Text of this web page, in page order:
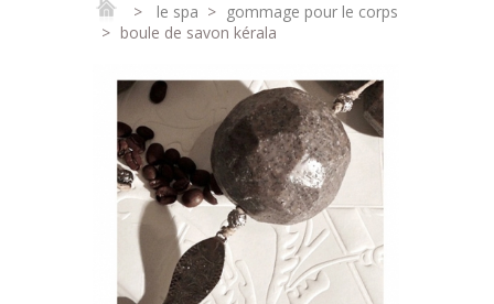
> le spa > gommage pour le corps
> boule de savon kérala